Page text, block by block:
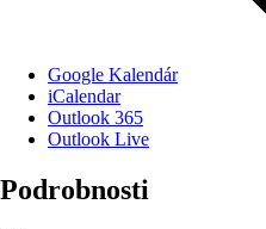
Google Kalendár
iCalendar
Outlook 365
Outlook Live
Podrobnosti